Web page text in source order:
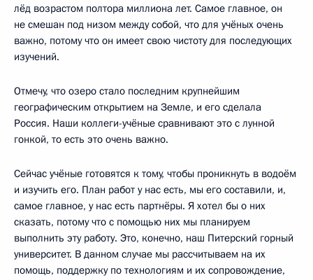
лёд возрастом полтора миллиона лет. Самое главное, он
не смешан под низом между собой, что для учёных очень
важно, потому что он имеет свою чистоту для последующих
изучений.
Отмечу, что озеро стало последним крупнейшим
географическим открытием на Земле, и его сделала
Россия. Наши коллеги-учёные сравнивают это с лунной
гонкой, то есть это очень важно.
Сейчас учёные готовятся к тому, чтобы проникнуть в водоём
и изучить его. План работ у нас есть, мы его составили, и,
самое главное, у нас есть партнёры. Я хотел бы о них
сказать, потому что с помощью них мы планируем
выполнить эту работу. Это, конечно, наш Питерский горный
университет. В данном случае мы рассчитываем на их
помощь, поддержку по технологиям и их сопровождение,